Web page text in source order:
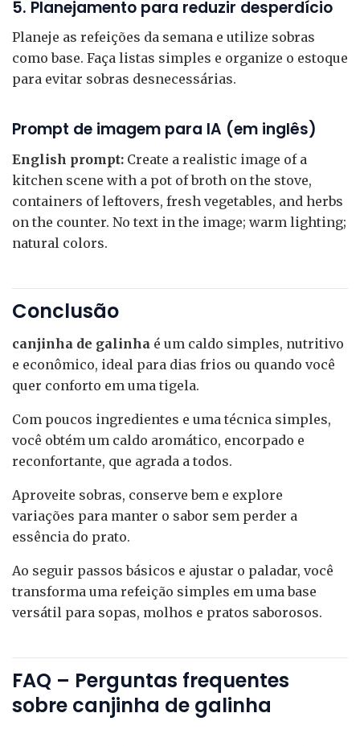
5. Planejamento para reduzir desperdício
Planeje as refeições da semana e utilize sobras
como base. Faça listas simples e organize o estoque
para evitar sobras desnecessárias.
Prompt de imagem para IA (em inglês)
English prompt: Create a realistic image of a
kitchen scene with a pot of broth on the stove,
containers of leftovers, fresh vegetables, and herbs
on the counter. No text in the image; warm lighting;
natural colors.
Conclusão
canjinha de galinha é um caldo simples, nutritivo
e econômico, ideal para dias frios ou quando você
quer conforto em uma tigela.
Com poucos ingredientes e uma técnica simples,
você obtém um caldo aromático, encorpado e
reconfortante, que agrada a todos.
Aproveite sobras, conserve bem e explore
variações para manter o sabor sem perder a
essência do prato.
Ao seguir passos básicos e ajustar o paladar, você
transforma uma refeição simples em uma base
versátil para sopas, molhos e pratos saborosos.
FAQ – Perguntas frequentes
sobre canjinha de galinha